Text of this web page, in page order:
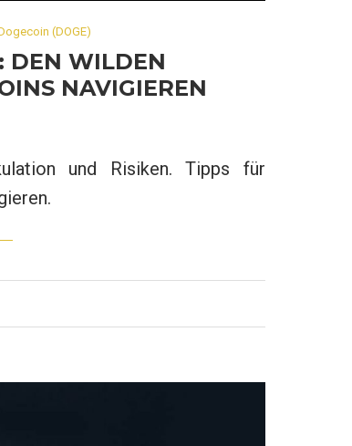
(DOGE)
DEN WILDEN
NAVIGIEREN
und Risiken. Tipps für